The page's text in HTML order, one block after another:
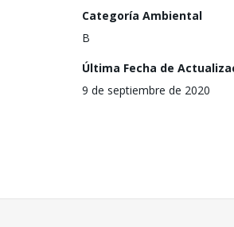
Categoría Ambiental
B
Última Fecha de
9 de septiembre de 2020